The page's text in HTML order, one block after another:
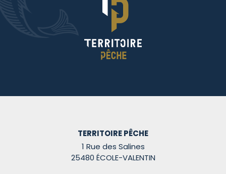
TERRITOIRE PÊCHE
1 Rue des Salines
25480 ÉCOLE-VALENTIN